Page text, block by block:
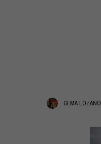
GEMA LOZANO